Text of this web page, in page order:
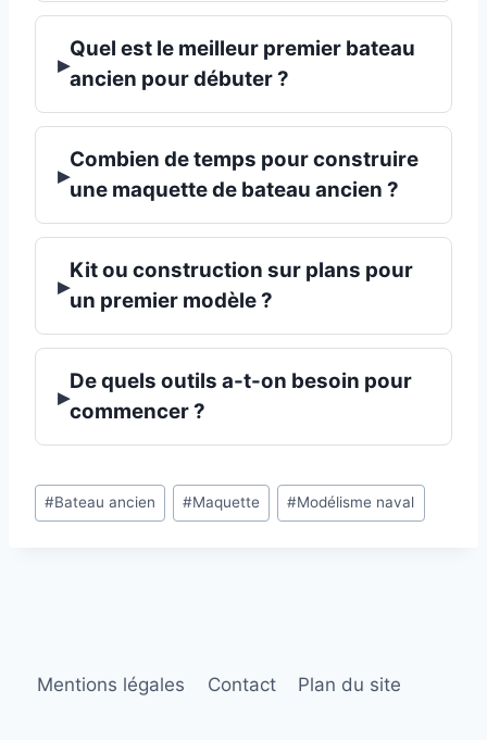
▸
Quel est le meilleur premier bateau
ancien pour débuter ?
▸
Combien de temps pour construire
une maquette de bateau ancien ?
▸
Kit ou construction sur plans pour
un premier modèle ?
▸
De quels outils a-t-on besoin pour
commencer ?
Étiquettes
de
#Bateau ancien #Maquette #Modélisme naval
Mentions légales Contact Plan du site